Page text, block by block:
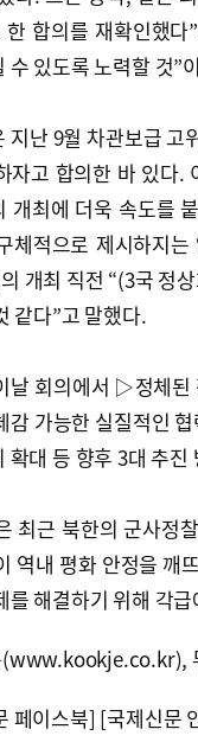
한 합의를 재확인했
수 있도록 노력할 것”
지난 9월 차관보급 고
자고 합의한 바 있다
개최에 더욱 속도를
체적으로 제시하지
개최 직전 “(3국 정
같다”고 말했다.
날 회의에서 ▷정체
감 가능한 실질적인
확대 등 향후 3대 추진
최근 북한의 군사정
역내 평화 안정을 깨
를 해결하기 위해 각
페이스북] [국제신문